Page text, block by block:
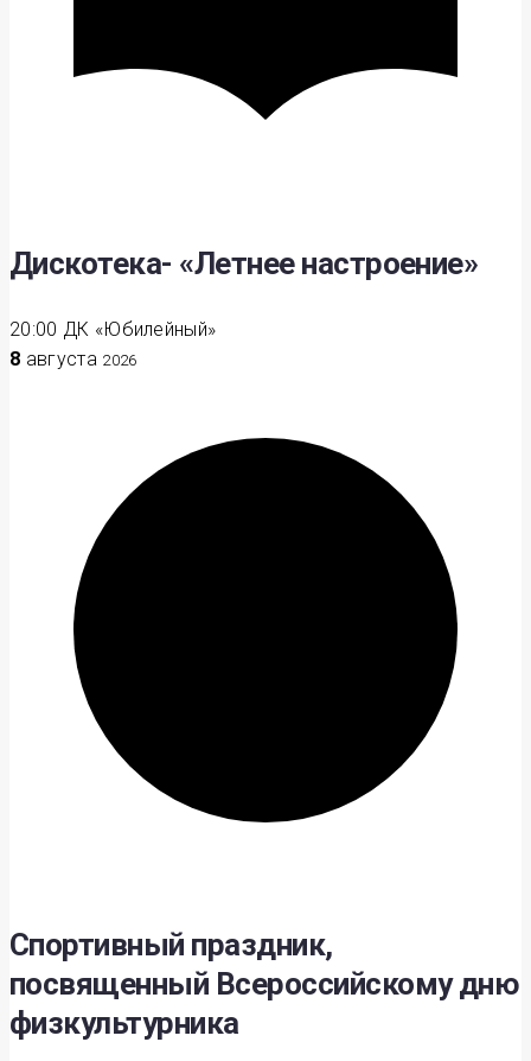
Дискотека- «Летнее настроение»
20:00 ДК «Юбилейный»
8 августа 2026
Спортивный праздник,
посвященный Всероссийскому дню
физкультурника